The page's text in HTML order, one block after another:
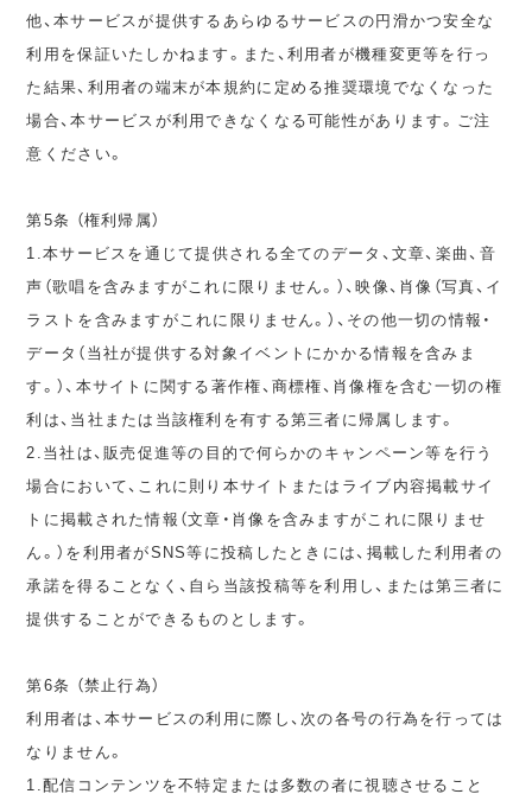
他、本サービスが提供するあらゆるサービスの円滑かつ安全な
利用を保証いたしかねます。また、利用者が機種変更等を行っ
た結果、利用者の端末が本規約に定める推奨環境でなくなった
場合、本サービスが利用できなくなる可能性があります。ご注
意ください。
第5条 （権利帰属）
1.本サービスを通じて提供される全てのデータ、文章、楽曲、音
声（歌唱を含みますがこれに限りません。）、映像、肖像（写真、イ
ラストを含みますがこれに限りません。）、その他一切の情報・
データ（当社が提供する対象イベントにかかる情報を含みま
す。）、本サイトに関する著作権、商標権、肖像権を含む一切の権
利は、当社または当該権利を有する第三者に帰属します。
2.当社は、販売促進等の目的で何らかのキャンペーン等を行う
場合において、これに則り本サイトまたはライブ内容掲載サイ
トに掲載された情報（文章・肖像を含みますがこれに限りませ
ん。）を利用者がSNS等に投稿したときには、掲載した利用者の
承諾を得ることなく、自ら当該投稿等を利用し、または第三者に
提供することができるものとします。
第6条 （禁止行為）
利用者は、本サービスの利用に際し、次の各号の行為を行っては
なりません。
1.配信コンテンツを不特定または多数の者に視聴させること